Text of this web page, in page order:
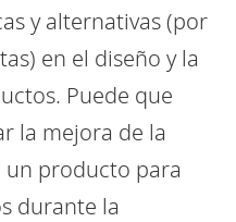
y alternativas (por
en el diseño y la
Puede que
la mejora de la
un producto para
durante la